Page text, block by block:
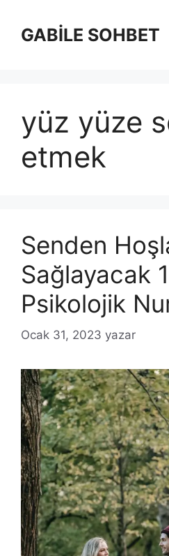
GABİLE SOHBET
yüz yüze
etmek
Senden
Sağlayacak
Psikolojik
Ocak 31, 2023 yazar